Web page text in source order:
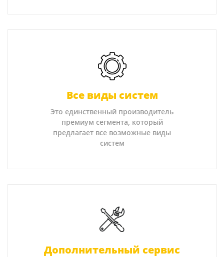
Все виды систем
Это единственный производитель
премиум сегмента, который
предлагает все возможные виды
систем
Дополнительный сервис